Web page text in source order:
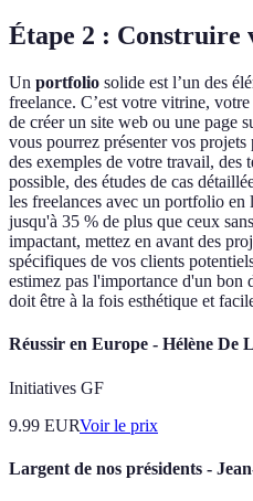
Étape 2 :
Un portfolio solide est l’un des
freelance. C’est votre vitrine,
de créer un site web ou une page
vous pourrez présenter vos
des exemples de votre travail, des
possible, des études de cas
les freelances avec un portfolio en
jusqu'à 35 % de plus que ceux
impactant, mettez en avant des
spécifiques de vos clients
estimez pas l'importance d'un
doit être à la fois esthétique et
Réussir en Europe - Hélène De
Initiatives GF
9.99 EURVoir le prix
Largent de nos présidents -